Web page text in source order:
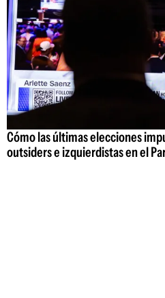
Cómo las últimas elecciones
outsiders e izquierdistas en el